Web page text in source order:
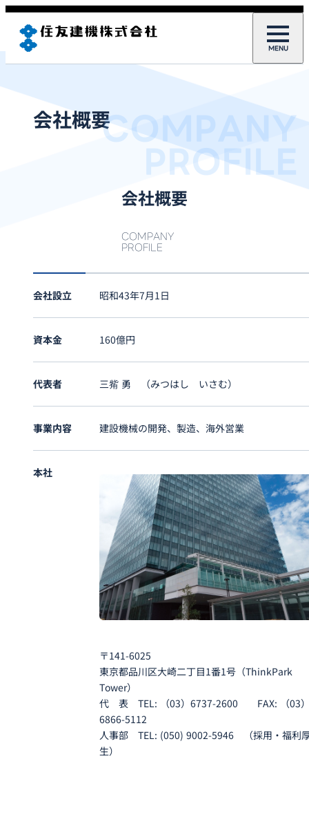
会社概要COMPANY
PROFILE
会社概要
COMPANY
PROFILE
会社設立 昭和43年7月1日
資本金 160億円
代表者 三觜 勇 （みつはし いさむ）
事業内容 建設機械の開発、製造、海外営業
本社
〒141-6025
東京都品川区大崎二丁目1番1号（ThinkPark
Tower）
代 表 TEL: （03）6737-2600 FAX: （03
6866-5112
人事部 TEL: (050) 9002-5946 （採用・福利
生）